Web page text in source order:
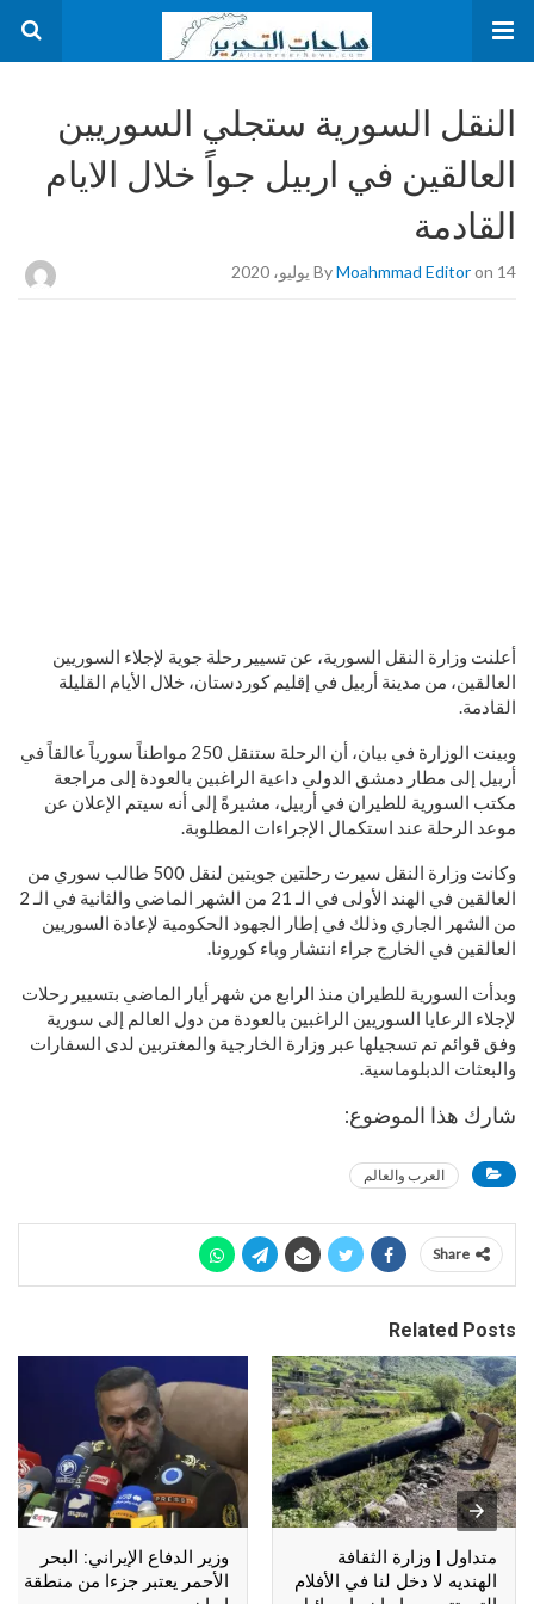
النقل السورية ستجلي السوريين
العالقين في اربيل جواً خلال الايام
القادمة
ByMoahmmad Editoron 14 يوليو، 2020
أعلنت وزارة النقل السورية، عن تسيير رحلة جوية لإجلاء السوريين
العالقين، من مدينة أربيل في إقليم كوردستان، خلال الأيام القليلة
القادمة.
وبينت الوزارة في بيان، أن الرحلة ستنقل 250 مواطناً سورياً عالقاً في
أربيل إلى مطار دمشق الدولي داعية الراغبين بالعودة إلى مراجعة
مكتب السورية للطيران في أربيل، مشيرةً إلى أنه سيتم الإعلان عن
موعد الرحلة عند استكمال الإجراءات المطلوبة.
وكانت وزارة النقل سيرت رحلتين جويتين لنقل 500 طالب سوري من
العالقين في الهند الأولى في الـ 21 من الشهر الماضي والثانية في الـ 2
من الشهر الجاري وذلك في إطار الجهود الحكومية لإعادة السوريين
العالقين في الخارج جراء انتشار وباء كورونا.
وبدأت السورية للطيران منذ الرابع من شهر أيار الماضي بتسيير رحلات
لإجلاء الرعايا السوريين الراغبين بالعودة من دول العالم إلى سورية
وفق قوائم تم تسجيلها عبر وزارة الخارجية والمغتربين لدى السفارات
والبعثات الدبلوماسية.
شارك هذا الموضوع:
العرب والعالم
Share
Related Posts
متداول | وزارة الثقافة
الهنديه لا دخل لنا في الأفلام
وزير الدفاع الإيراني: البحر
الأحمر يعتبر جزءا من منطقة